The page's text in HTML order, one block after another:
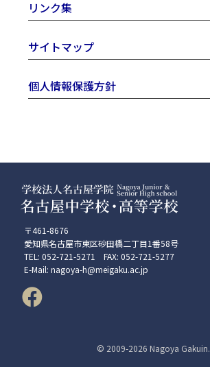
リンク集
サイトマップ
個人情報保護方針
〒461-8676
愛知県名古屋市東区砂田橋二丁目1番58号
TEL: 052-721-5271 FAX: 052-721-5277
E-Mail: nagoya-h@meigaku.ac.jp
© 2009-2026 Nagoya Gakuin.